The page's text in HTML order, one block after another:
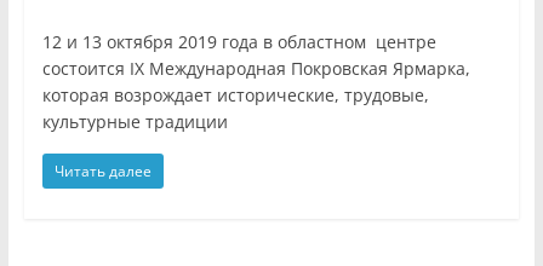
12 и 13 октября 2019 года в областном центре
состоится IХ Международная Покровская Ярмарка,
которая возрождает исторические, трудовые,
культурные традиции
Читать далее